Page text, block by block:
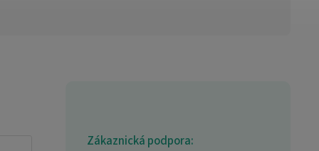
Zákaznická podpora: